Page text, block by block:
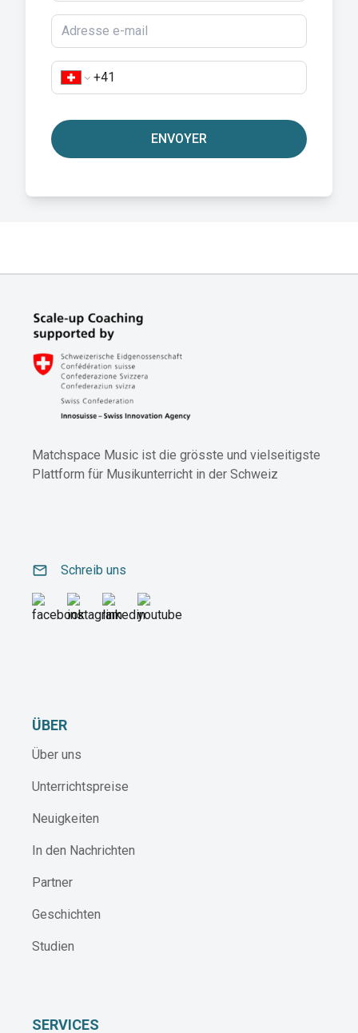
ENVOYER
Matchspace Music ist die grösste und vielseitigste
Plattform für Musikunterricht in der Schweiz
email Schreib uns
ÜBER
Über uns
Unterrichtspreise
Neuigkeiten
In den Nachrichten
Partner
Geschichten
Studien
SERVICES